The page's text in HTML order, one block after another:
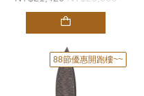
88節優惠開跑樓~~